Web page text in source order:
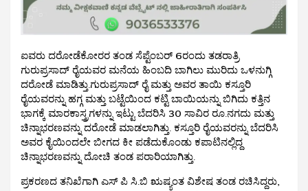
ಐವರು ದರೋಡೆಕೋರರ ತಂಡ ಸೆಪ್ಟೆಂಬರ್ 6ರಂದು ತಡರಾತ್ರಿ
ಗುರುಪ್ರಸಾದ್ ರೈಯವರ ಮನೆಯ ಹಿಂಬದಿ ಬಾಗಿಲು ಮುರಿದು ಒಳನುಗ್ಗಿ
ದರೋಡೆ ಮಾಡಿತ್ತು.ಗುರುಪ್ರಸಾದ್ ರೈ ಮತ್ತು ಅವರ ತಾಯಿ ಕಸ್ತೂರಿ
ರೈಯವರನ್ನು ಹಗ್ಗ ಮತ್ತು ಬಟ್ಟೆಯಿಂದ ಕಟ್ಟಿ ಬಾಯಿಯನ್ನು ಬಿಗಿದು ಕತ್ತಿನ
ಭಾಗಕ್ಕೆ ಮಾರಕಾಸ್ತ್ರಗಳನ್ನು ಇಟ್ಟು ಬೆದರಿಸಿ 30 ಸಾವಿರ ರೂ.ನಗದು ಮತ್ತು
ಚಿನ್ನಾಭರಣವನ್ನು ದರೋಡೆ ಮಾಡಲಾಗಿತ್ತು. ಕಸ್ತೂರಿ ರೈಯವರನ್ನು ಬೆದರಿಸಿ
ಅವರ ಕೈಯಿಂದಲೇ ಬೀಗದ ಕೀ ಪಡೆದುಕೊಂಡು ಕಪಾಟಿನಲ್ಲಿದ್ದ
ಚಿನ್ನಾಭರಣವನ್ನು ದೋಚಿ ತಂಡ ಪರಾರಿಯಾಗಿತ್ತು.
ಪ್ರಕರಣದ ತನಿಖೆಗಾಗಿ ಎಸ್ ಪಿ ಸಿ.ಬಿ ಋಷ್ಯಂತ ವಿಶೇಷ ತಂಡ ರಚಿಸಿದ್ದರು,